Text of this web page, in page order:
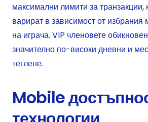
максимални лимити за транзакции,
варират в зависимост от избрания
на играча. VIP членовете
значително по-високи дневни и
теглене.
Mobile